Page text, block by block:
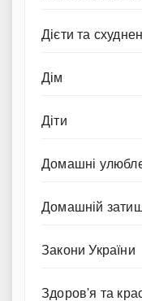
Дієти та
Дім
Діти
Домашні
Домашній
Закони України
Здоров'я та